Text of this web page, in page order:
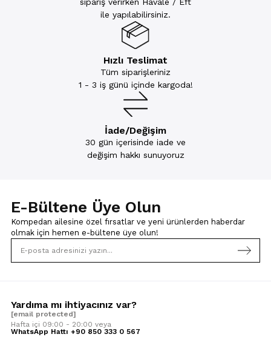
sipariş verirken Havale / Eft
ile yapılabilirsiniz.
Hızlı Teslimat
Tüm siparişleriniz
1 - 3 iş günü içinde kargoda!
İade/Değişim
30 gün içerisinde iade ve
değişim hakkı sunuyoruz
E-Bültene Üye Olun
Kompedan ailesine özel fırsatlar ve yeni ürünlerden haberdar
olmak için hemen e-bültene üye olun!
Yardıma mı ihtiyacınız var?
[email protected]
Hafta içi 09:00 - 20:00 veya
WhatsApp Hattı +90 850 333 0 567